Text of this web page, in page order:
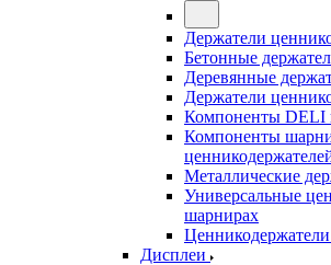
Держатели
Бетонные
Деревянные
Держатели
Компоненты DELI
Компоненты
Металлические
Универсальные
шарнирах
Дисплеи